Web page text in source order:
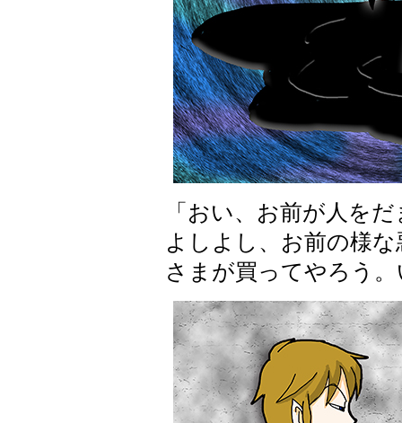
「おい、お前が人を
よしよし、お前の様
さまが買ってやろう